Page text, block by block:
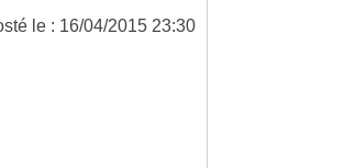
le : 16/04/2015 23:30